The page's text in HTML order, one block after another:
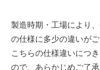
製造時期・工場により
の仕様に多少の違いがご
こちらの仕様違いにつ
ので、あらかじめご了承